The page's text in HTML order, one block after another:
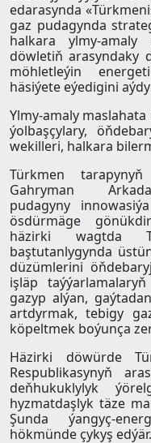
edarasynda
gaz pudagynda
halkara ylmy-
döwletiň arasyndaky
möhletleýin
häsiýete eýedigini
Ylmy-amaly
ýolbaşçylary,
wekilleri, halkara
Türkmen
Gahryman
pudagyny
ösdürmäge
häzirki wagtda
baştutanlygynda
düzümlerini
işläp
gazyp alýan,
artdyrmak, tebigy
köpeltmek boýunça
Häzirki döwürde
Respublikasynyň
deňhukuklylyk
hyzmatdaşlyk täze
Şunda ýangyç-
hökmünde çykyş edýär.